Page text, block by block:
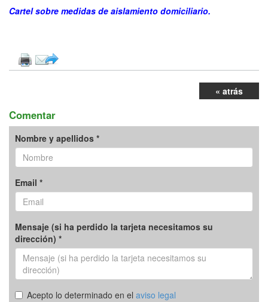
Cartel sobre medidas de aislamiento domiciliario.
« atrás
Comentar
Nombre y apellidos *
Email *
Mensaje (si ha perdido la tarjeta necesitamos su
dirección) *
Acepto lo determinado en el aviso legal